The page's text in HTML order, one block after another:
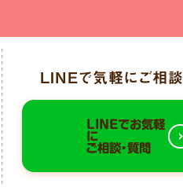
LINEで気軽にご相談
LINEでお気軽
に
ご相談・質問